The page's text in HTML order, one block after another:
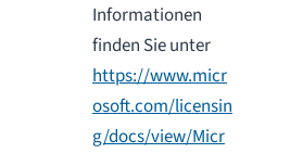
Informationen
finden Sie unter
https://www.micr
osoft.com/licensin
g/docs/view/Micr